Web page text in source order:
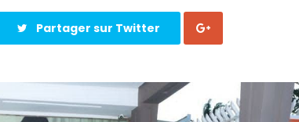
Partager sur Twitter